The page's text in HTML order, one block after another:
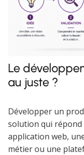
Le
au juste ?
Développer un
solution qui répond
application web,
métier ou une